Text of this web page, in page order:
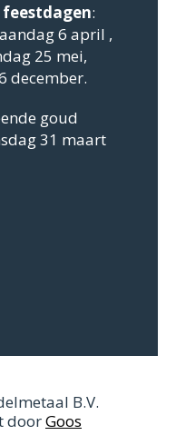
:
6 april ,
25 mei,
december.
goud
31 maart
B.V.
doorGoos